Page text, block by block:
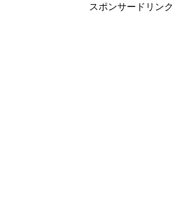
スポンサードリンク